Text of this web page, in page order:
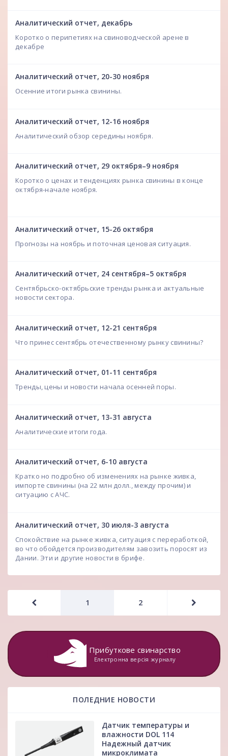
Аналитический отчет, декабрь
Коротко о перипетиях на свиноводческой арене в
декабре
Аналитический отчет, 20-30 ноября
Осенние итоги рынка свинины.
Аналитический отчет, 12-16 ноября
Аналитический обзор середины ноября.
Аналитический отчет, 29 октября–9 ноября
Коротко о ценах и тенденциях рынка свинины в конце
октября-начале ноября.
Аналитический отчет, 15-26 октября
Прогнозы на ноябрь и поточная ценовая ситуация.
Аналитический отчет, 24 сентября–5 октября
Сентябрьско-октябрьские тренды рынка и актуальные
новости сектора.
Аналитический отчет, 12-21 сентября
Что принес сентябрь отечественному рынку свинины?
Аналитический отчет, 01-11 сентября
Тренды, цены и новости начала осенней поры.
Аналитический отчет, 13-31 августа
Аналитические итоги года.
Аналитический отчет, 6-10 августа
Кратко но подробно об изменениях на рынке живка,
импорте свинины (на 22 млн долл., между прочим) и
ситуацию с АЧС.
Аналитический отчет, 30 июля-3 августа
Спокойствие на рынке живка, ситуация с переработкой,
во что обойдется производителям завозить поросят из
Дании. Эти и другие новости в брифе.
1 2
Прибуткове свинарство
Електронна версія журналу
ПОЛЕДНИЕ НОВОСТИ
Датчик температуры и
влажности DOL 114
Надежный датчик
микроклимата